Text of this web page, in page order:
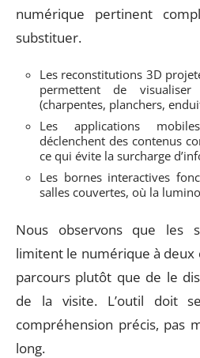
numérique pertinent
substituer.
Les reconstitutions 3D
permettent de
(charpentes, planchers,
Les applications
déclenchent des contenus
ce qui évite la surcharge
Les bornes interactives
salles couvertes, où la
Nous observons que les
limitent le numérique à
parcours plutôt que de le
de la visite. L’outil doit
compréhension précis, pas
long.